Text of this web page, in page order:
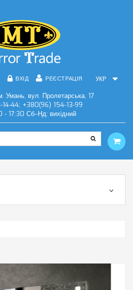
УКР
ВХІД РЕЄСТРАЦІЯ
Умань, вул. Пролетарська, 17
44; +380(96) 154-13-99
- 17:30 Сб–Нд: вихідний